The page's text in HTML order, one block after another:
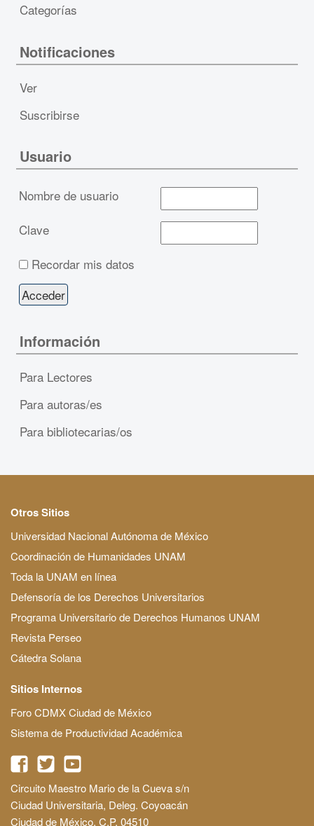
Categorías
Notificaciones
Ver
Suscribirse
Usuario
Nombre de usuario
Clave
Recordar mis datos
Información
Para Lectores
Para autoras/es
Para bibliotecarias/os
Otros Sitios
Universidad Nacional Autónoma de México
Coordinación de Humanidades UNAM
Toda la UNAM en línea
Defensoría de los Derechos Universitarios
Programa Universitario de Derechos Humanos UNAM
Revista Perseo
Cátedra Solana
Sitios Internos
Foro CDMX Ciudad de México
Sistema de Productividad Académica
Circuito Maestro Mario de la Cueva s/n
Ciudad Universitaria, Deleg. Coyoacán
Ciudad de México, C.P. 04510